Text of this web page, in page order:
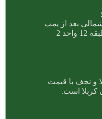
بعد از پمپ
و نجف با قیمت
کربلا است.